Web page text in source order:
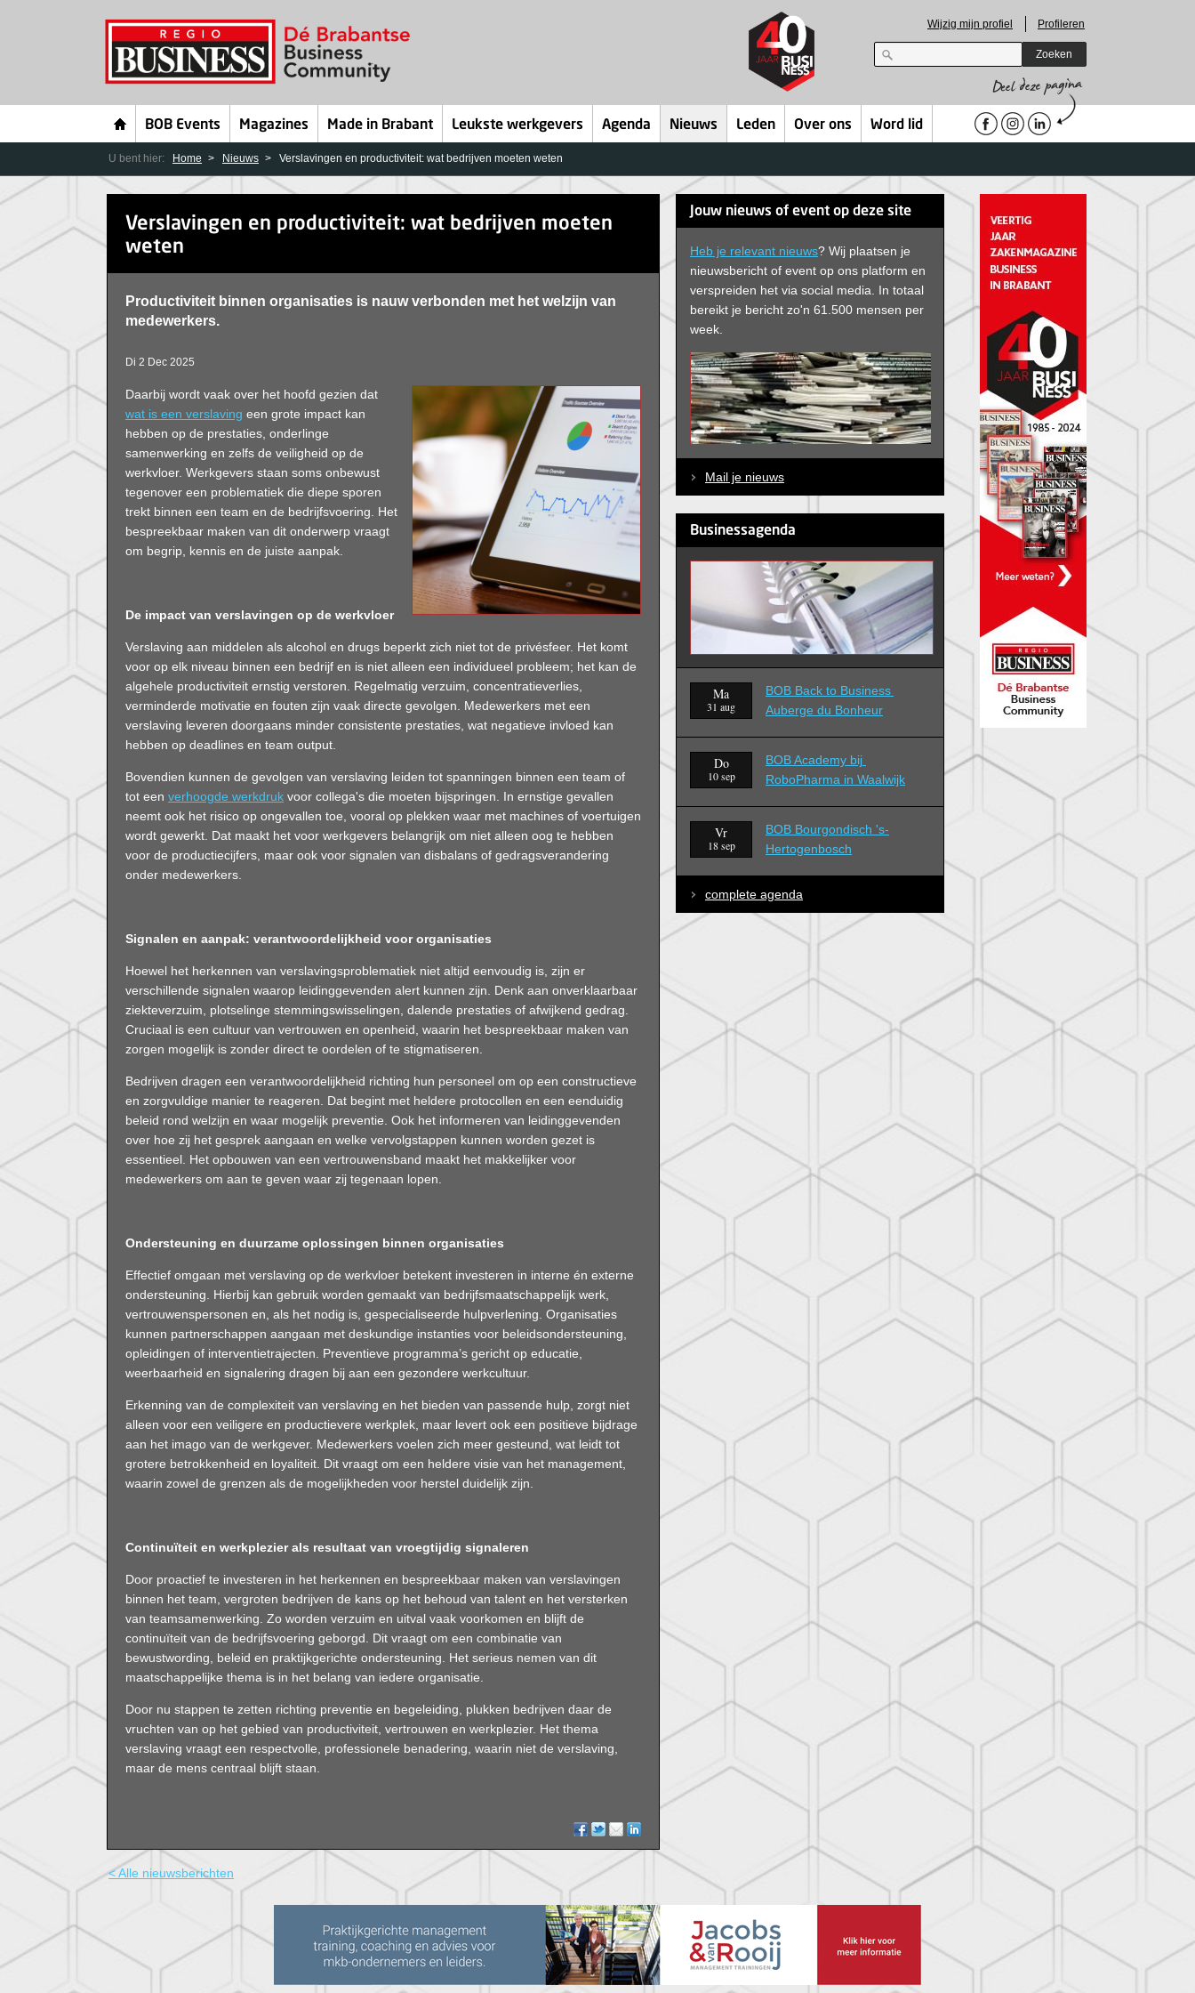
Wijzig mijn profiel Profileren
Zoeken
BOB Events Magazines Made in Brabant Leukste werkgevers Agenda Nieuws Leden Over ons Word lid
U bent hier: Home Nieuws Verslavingen en productiviteit: wat bedrijven moeten weten
Verslavingen en productiviteit: wat bedrijven moeten
weten
Productiviteit binnen organisaties is nauw verbonden met het welzijn van
medewerkers.
Di 2 Dec 2025
Daarbij wordt vaak over het hoofd gezien dat
wat is een verslaving een grote impact kan
hebben op de prestaties, onderlinge
samenwerking en zelfs de veiligheid op de
werkvloer. Werkgevers staan soms onbewust
tegenover een problematiek die diepe sporen
trekt binnen een team en de bedrijfsvoering. Het
bespreekbaar maken van dit onderwerp vraagt
om begrip, kennis en de juiste aanpak.
De impact van verslavingen op de werkvloer
Verslaving aan middelen als alcohol en drugs beperkt zich niet tot de privésfeer. Het komt
voor op elk niveau binnen een bedrijf en is niet alleen een individueel probleem; het kan de
algehele productiviteit ernstig verstoren. Regelmatig verzuim, concentratieverlies,
verminderde motivatie en fouten zijn vaak directe gevolgen. Medewerkers met een
verslaving leveren doorgaans minder consistente prestaties, wat negatieve invloed kan
hebben op deadlines en team output.
Bovendien kunnen de gevolgen van verslaving leiden tot spanningen binnen een team of
tot een verhoogde werkdruk voor collega's die moeten bijspringen. In ernstige gevallen
neemt ook het risico op ongevallen toe, vooral op plekken waar met machines of voertuigen
wordt gewerkt. Dat maakt het voor werkgevers belangrijk om niet alleen oog te hebben
voor de productiecijfers, maar ook voor signalen van disbalans of gedragsverandering
onder medewerkers.
Signalen en aanpak: verantwoordelijkheid voor organisaties
Hoewel het herkennen van verslavingsproblematiek niet altijd eenvoudig is, zijn er
verschillende signalen waarop leidinggevenden alert kunnen zijn. Denk aan onverklaarbaar
ziekteverzuim, plotselinge stemmingswisselingen, dalende prestaties of afwijkend gedrag.
Cruciaal is een cultuur van vertrouwen en openheid, waarin het bespreekbaar maken van
zorgen mogelijk is zonder direct te oordelen of te stigmatiseren.
Bedrijven dragen een verantwoordelijkheid richting hun personeel om op een constructieve
en zorgvuldige manier te reageren. Dat begint met heldere protocollen en een eenduidig
beleid rond welzijn en waar mogelijk preventie. Ook het informeren van leidinggevenden
over hoe zij het gesprek aangaan en welke vervolgstappen kunnen worden gezet is
essentieel. Het opbouwen van een vertrouwensband maakt het makkelijker voor
medewerkers om aan te geven waar zij tegenaan lopen.
Ondersteuning en duurzame oplossingen binnen organisaties
Effectief omgaan met verslaving op de werkvloer betekent investeren in interne én externe
ondersteuning. Hierbij kan gebruik worden gemaakt van bedrijfsmaatschappelijk werk,
vertrouwenspersonen en, als het nodig is, gespecialiseerde hulpverlening. Organisaties
kunnen partnerschappen aangaan met deskundige instanties voor beleidsondersteuning,
opleidingen of interventietrajecten. Preventieve programma’s gericht op educatie,
weerbaarheid en signalering dragen bij aan een gezondere werkcultuur.
Erkenning van de complexiteit van verslaving en het bieden van passende hulp, zorgt niet
alleen voor een veiligere en productievere werkplek, maar levert ook een positieve bijdrage
aan het imago van de werkgever. Medewerkers voelen zich meer gesteund, wat leidt tot
grotere betrokkenheid en loyaliteit. Dit vraagt om een heldere visie van het management,
waarin zowel de grenzen als de mogelijkheden voor herstel duidelijk zijn.
Continuïteit en werkplezier als resultaat van vroegtijdig signaleren
Door proactief te investeren in het herkennen en bespreekbaar maken van verslavingen
binnen het team, vergroten bedrijven de kans op het behoud van talent en het versterken
van teamsamenwerking. Zo worden verzuim en uitval vaak voorkomen en blijft de
continuïteit van de bedrijfsvoering geborgd. Dit vraagt om een combinatie van
bewustwording, beleid en praktijkgerichte ondersteuning. Het serieus nemen van dit
maatschappelijke thema is in het belang van iedere organisatie.
Door nu stappen te zetten richting preventie en begeleiding, plukken bedrijven daar de
vruchten van op het gebied van productiviteit, vertrouwen en werkplezier. Het thema
verslaving vraagt een respectvolle, professionele benadering, waarin niet de verslaving,
maar de mens centraal blijft staan.
< Alle nieuwsberichten
Jouw nieuws of event op deze site
Heb je relevant nieuws? Wij plaatsen je
nieuwsbericht of event op ons platform en
verspreiden het via social media. In totaal
bereikt je bericht zo'n 61.500 mensen per
week.
Mail je nieuws
Businessagenda
Ma
31 aug
BOB Back to Business
Auberge du Bonheur
Do
10 sep
BOB Academy bij
RoboPharma in Waalwijk
Vr
18 sep
BOB Bourgondisch 's-
Hertogenbosch
complete agenda